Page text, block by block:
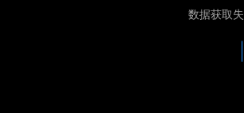
数据获取